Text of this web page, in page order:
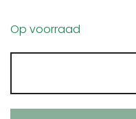
Op voorraad